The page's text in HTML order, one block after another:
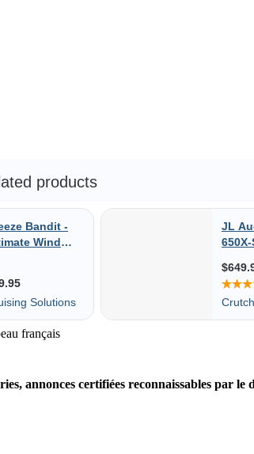
français
annonces certifiées reconnaissables par le